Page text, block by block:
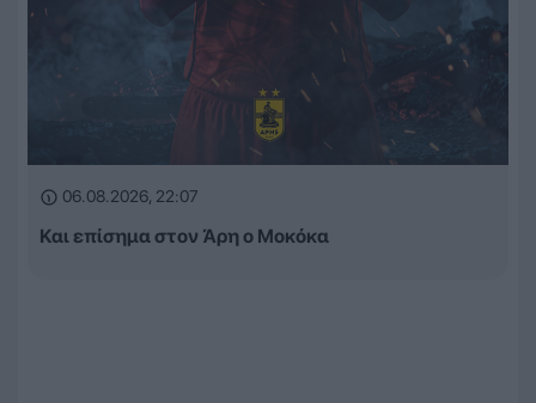
06.08.2026, 22:07
Και επίσημα στον Άρη ο Μοκόκα